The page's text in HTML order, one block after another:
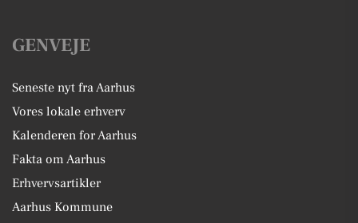
GENVEJE
Seneste nyt fra Aarhus
Vores lokale erhverv
Kalenderen for Aarhus
Fakta om Aarhus
Erhvervsartikler
Aarhus Kommune